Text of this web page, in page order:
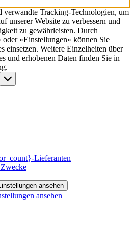
verwandte Tracking-Technologien, um
unserer Website zu verbessern und
zu gewährleisten. Durch
«Einstellungen» können Sie
einsetzen. Weitere Einzelheiten über
und erhobenen Daten finden Sie in
Lieferanten
ansehen
ansehen